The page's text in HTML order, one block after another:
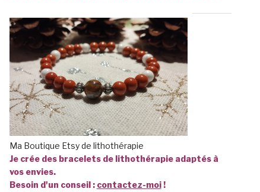
Ma Boutique Etsy de lithothérapie
Je crée des bracelets de lithothérapie adaptés à
vos envies.
Besoin d'un conseil : contactez-moi!